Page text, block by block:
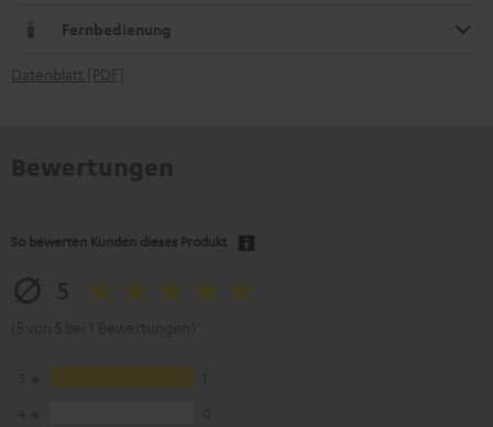
Fernbedienung
Datenblatt [PDF]
So bewerten Kunden dieses Produkt